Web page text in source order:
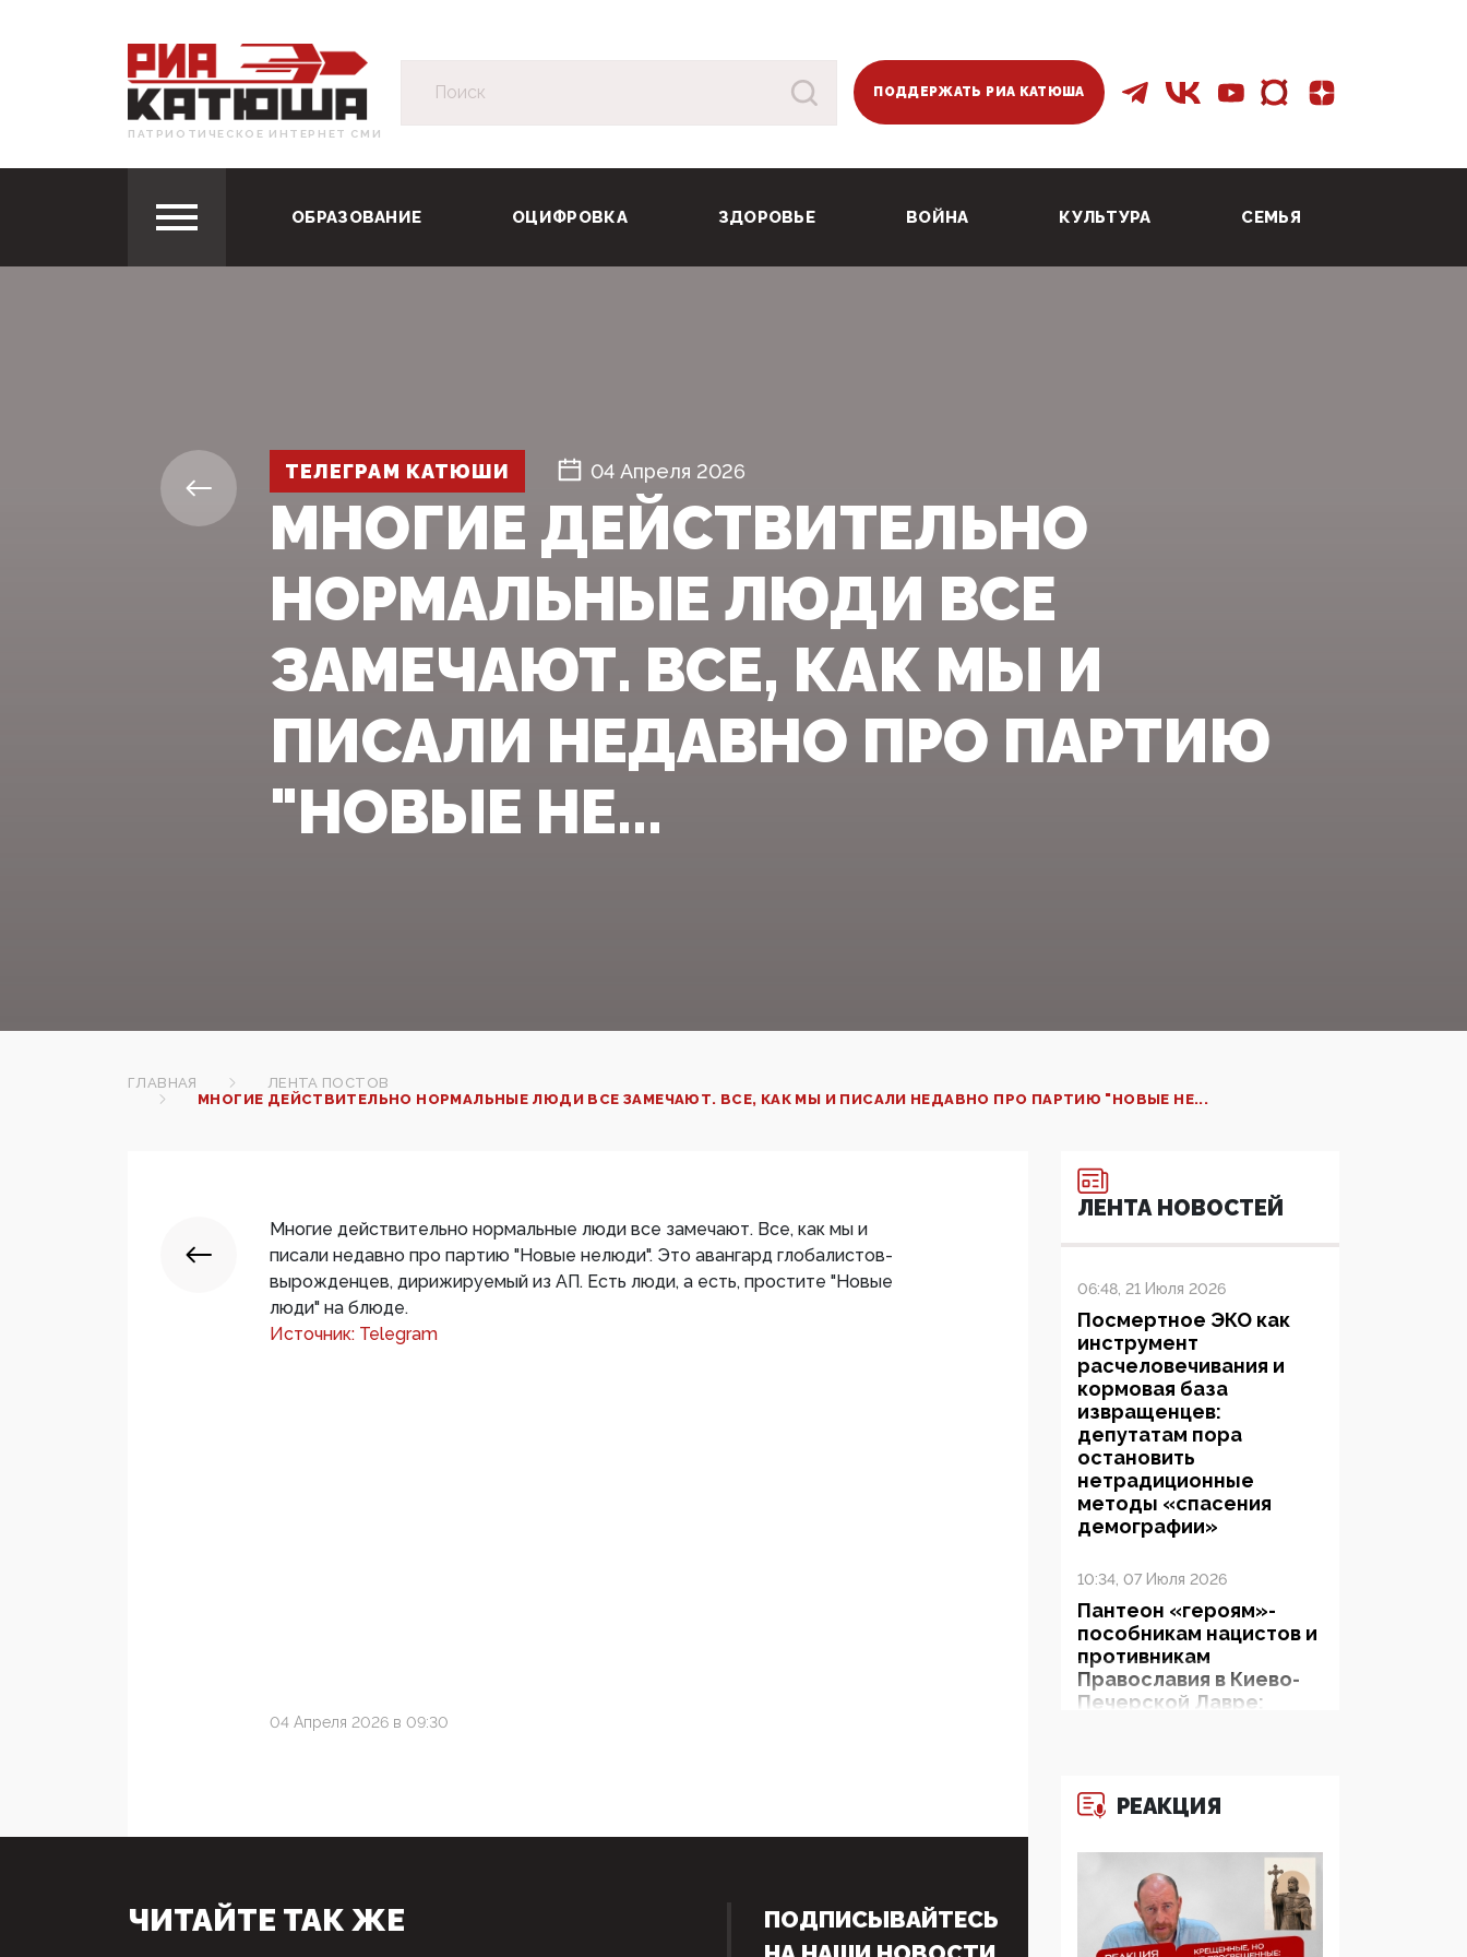
ПАТРИОТИЧЕСКОЕ ИНТЕРНЕТ СМИ
ПОДДЕРЖАТЬ РИА КАТЮША
ОБРАЗОВАНИЕ ОЦИФРОВКА ЗДОРОВЬЕ ВОЙНА КУЛЬТУРА СЕМЬЯ
ТЕЛЕГРАМ КАТЮШИ 04 Апреля 2026
МНОГИЕ ДЕЙСТВИТЕЛЬНО
НОРМАЛЬНЫЕ ЛЮДИ ВСЕ
ЗАМЕЧАЮТ. ВСЕ, КАК МЫ И
ПИСАЛИ НЕДАВНО ПРО ПАРТИЮ
"НОВЫЕ НЕ...
ГЛАВНАЯ
ЛЕНТА ПОСТОВ
МНОГИЕ ДЕЙСТВИТЕЛЬНО НОРМАЛЬНЫЕ ЛЮДИ ВСЕ ЗАМЕЧАЮТ. ВСЕ, КАК МЫ И ПИСАЛИ НЕДАВНО ПРО ПАРТИЮ "НОВЫЕ НЕ...
Многие действительно нормальные люди все замечают. Все, как мы и
писали недавно про партию "Новые нелюди". Это авангард глобалистов-
вырожденцев, дирижируемый из АП. Есть люди, а есть, простите "Новые
люди" на блюде.
Источник: Telegram
04 Апреля 2026 в 09:30
ЛЕНТА НОВОСТЕЙ
06:48, 21 Июля 2026
Посмертное ЭКО как
инструмент
расчеловечивания и
кормовая база
извращенцев:
депутатам пора
остановить
нетрадиционные
методы «спасения
демографии»
10:34, 07 Июля 2026
Пантеон «героям»-
пособникам нацистов и
противникам
Православия в Киево-
Печерской Лавре:
06:38, 19 Июня 2026
На Гиппократовском
форуме озвучили
шокирующее: платные
опекуны получают из
бюджета в 100 раз
РЕАКЦИЯ
ЧИТАЙТЕ ТАК ЖЕ
ПОДПИСЫВАЙТЕСЬ